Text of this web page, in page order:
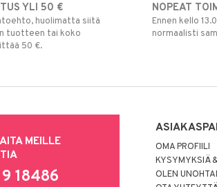
YLI 50 €
huolimatta siitä
tuotteen tai koko
50 €.
NOPEAT
Ennen kello
normaalisti
MEILLE
18486
OMA PROFIILI
KYSYMYKSIÄ
OLEN